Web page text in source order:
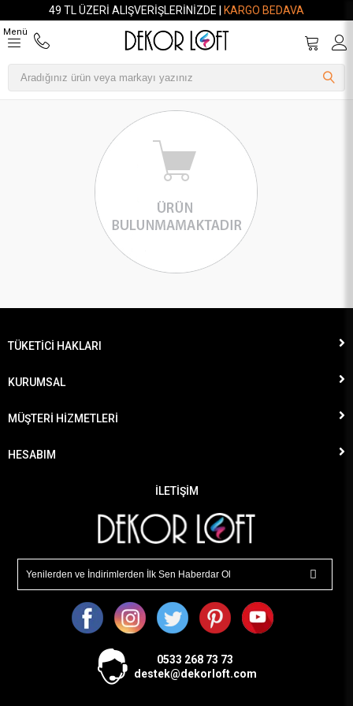
49 TL ÜZERI ALIŞVERIŞLERINIZDE | KARGO BEDAVA
Menü
TÜKETİCİ HAKLARI
KURUMSAL
MÜŞTERİ HİZMETLERİ
HESABIM
İLETİŞİM
0533 268 73 73
destek@dekorloft.com